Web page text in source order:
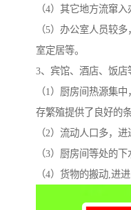
（4）其它地方流窜入
（5）办公室人员较
室定居等。
3、宾馆、酒店、饭店
（1）厨房间热源集
存繁殖提供了良好的条
（2）流动人口多，
（3）厨房间等处的
（4）货物的搬动,进